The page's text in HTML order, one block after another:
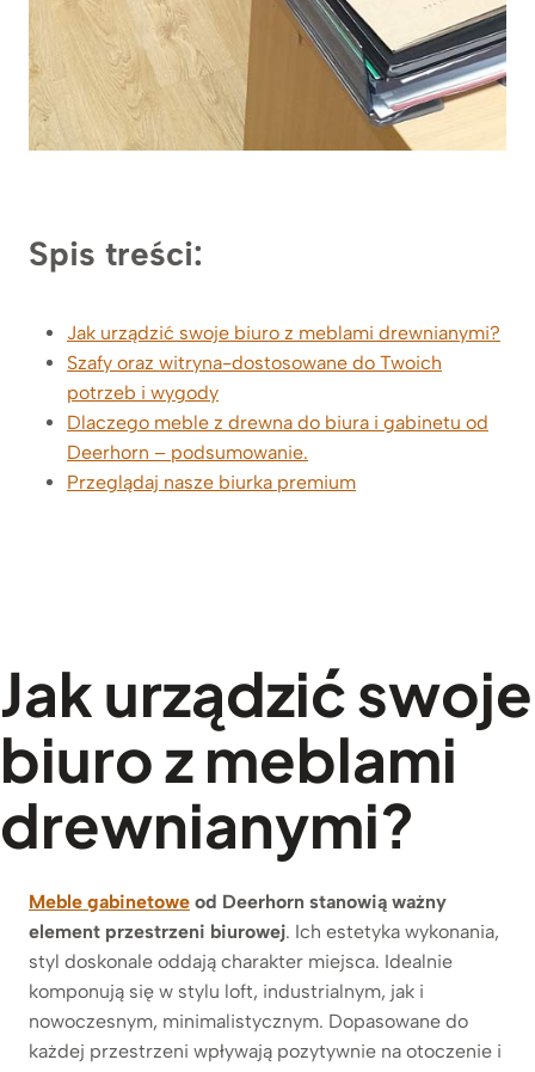
Spis treści:
Jak urządzić swoje biuro z meblami drewnianymi?
Szafy oraz witryna-dostosowane do Twoich
potrzeb i wygody
Dlaczego meble z drewna do biura i gabinetu od
Deerhorn – podsumowanie.
Przeglądaj nasze biurka premium
Jak urządzić swoje
biuro z meblami
drewnianymi?
Meble gabinetowe od Deerhorn stanowią ważny
element przestrzeni biurowej. Ich estetyka wykonania,
styl doskonale oddają charakter miejsca. Idealnie
komponują się w stylu loft, industrialnym, jak i
nowoczesnym, minimalistycznym. Dopasowane do
każdej przestrzeni wpływają pozytywnie na otoczenie i